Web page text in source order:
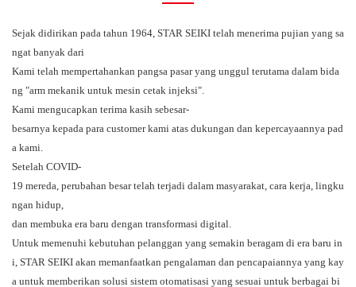
Sejak didirikan pada tahun 1964, STAR SEIKI telah menerima pujian yang sa
ngat banyak dari
Kami telah mempertahankan pangsa pasar yang unggul terutama dalam bida
ng "arm mekanik untuk mesin cetak injeksi".
Kami mengucapkan terima kasih sebesar-
besarnya kepada para customer kami atas dukungan dan kepercayaannya pad
a kami.
Setelah COVID-
19 mereda, perubahan besar telah terjadi dalam masyarakat, cara kerja, lingku
ngan hidup,
dan membuka era baru dengan transformasi digital.
Untuk memenuhi kebutuhan pelanggan yang semakin beragam di era baru in
i, STAR SEIKI akan memanfaatkan pengalaman dan pencapaiannya yang kay
a untuk memberikan solusi sistem otomatisasi yang sesuai untuk berbagai bi